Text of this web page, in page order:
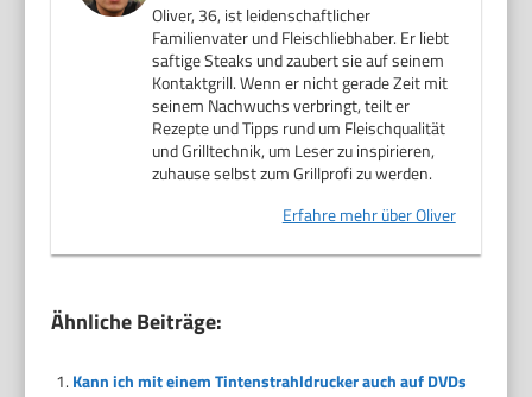
Oliver, 36, ist leidenschaftlicher
Familienvater und Fleischliebhaber. Er liebt
saftige Steaks und zaubert sie auf seinem
Kontaktgrill. Wenn er nicht gerade Zeit mit
seinem Nachwuchs verbringt, teilt er
Rezepte und Tipps rund um Fleischqualität
und Grilltechnik, um Leser zu inspirieren,
zuhause selbst zum Grillprofi zu werden.
Erfahre mehr über Oliver
Ähnliche Beiträge:
Kann ich mit einem Tintenstrahldrucker auch auf DVDs